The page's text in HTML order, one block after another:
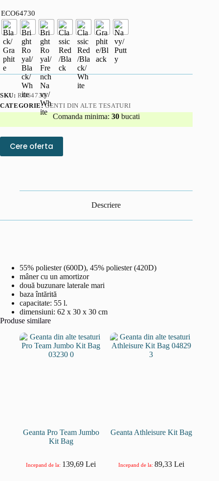
ECO64730
SKU:RO64730
CATEGORIE:GENTI DIN ALTE TESATURI
Comanda minima:30 bucati
Cere oferta
Descriere
55% poliester (600D), 45% poliester (420D)
mâner cu un amortizor
două buzunare laterale mari
baza întărită
capacitate: 55 l.
dimensiuni: 62 x 30 x 30 cm
Produse similare
Geanta Pro Team Jumbo
Kit Bag
Incepand de la: 139,69Lei
Geanta Athleisure Kit Bag
Incepand de la: 89,33 Lei